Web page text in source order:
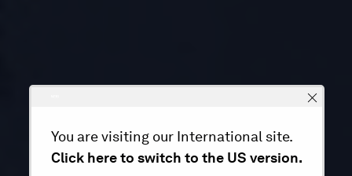
You are visiting our International site.
Click here to switch to the US version.